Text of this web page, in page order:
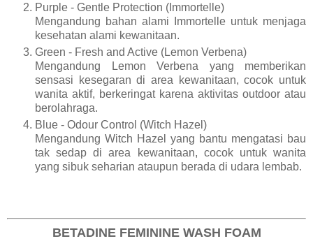
Purple - Gentle Protection (Immortelle)
Mengandung bahan alami Immortelle untuk menjaga
kesehatan alami kewanitaan.
Green - Fresh and Active (Lemon Verbena)
Mengandung Lemon Verbena yang memberikan
sensasi kesegaran di area kewanitaan, cocok untuk
wanita aktif, berkeringat karena aktivitas outdoor atau
berolahraga.
Blue - Odour Control (Witch Hazel)
Mengandung Witch Hazel yang bantu mengatasi bau
tak sedap di area kewanitaan, cocok untuk wanita
yang sibuk seharian ataupun berada di udara lembab.
BETADINE FEMININE WASH FOAM